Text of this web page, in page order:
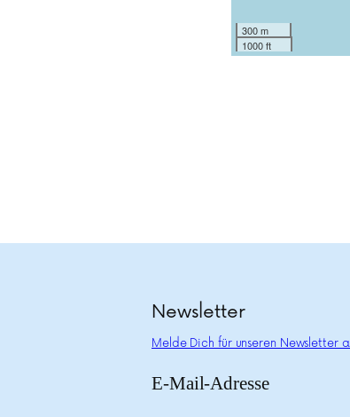
300 m
1000 ft
Newsletter
Melde Dich für unseren Newsletter
E-Mail-Adresse